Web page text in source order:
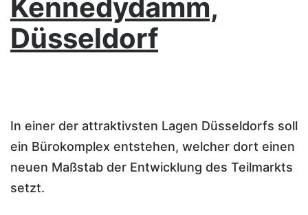
Kennedydamm,
Düsseldorf
In einer der attraktivsten Lagen Düsseldorfs soll
ein Bürokomplex entstehen, welcher dort einen
neuen Maßstab der Entwicklung des Teilmarkts
setzt.